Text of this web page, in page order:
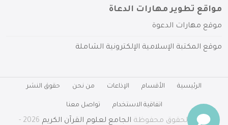
مواقع تطوير مهارات الدعاة
موقع مهارات الدعوة
موقع المكتبة الإسلامية الإلكترونية الشاملة
الرئيسية الأقسام الإذاعات من نحن حقوق النشر
اتفاقية الاستخدام تواصل معنا
جميع الحقوق محفوظة الجامع لعلوم القرآن الكريم 2026 -